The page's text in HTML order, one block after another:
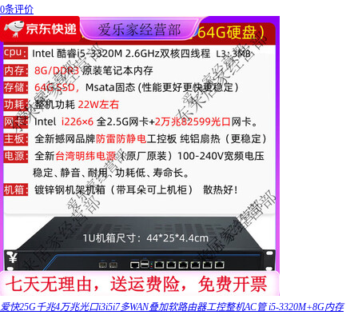
0条评价
爱快25G千兆4万兆光口i3i5i7多WAN叠加软路由器工控整机AC管 i5-3320M+8G内存